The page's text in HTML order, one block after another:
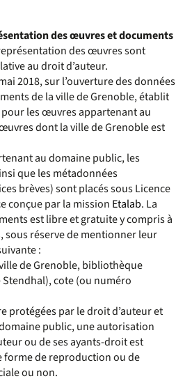
des œuvres et documents
des œuvres sont
au droit d’auteur.
2018, sur l’ouverture des données
de la ville de Grenoble, établit
les œuvres appartenant au
dont la ville de Grenoble est
au domaine public, les
que les métadonnées
brèves) sont placés sous Licence
conçue par la mission Etalab. La
est libre et gratuite y compris à
sous réserve de mentionner leur
:
de Grenoble, bibliothèque
cote (ou numéro
protégées par le droit d’auteur et
public, une autorisation
ou de ses ayants-droit est
forme de reproduction ou de
ou non.